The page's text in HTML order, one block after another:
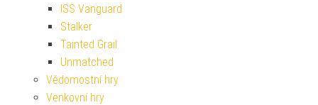
ISS Vanguard
Stalker
Tainted Grail
Unmatched
Vědomostní hry
Venkovní hry